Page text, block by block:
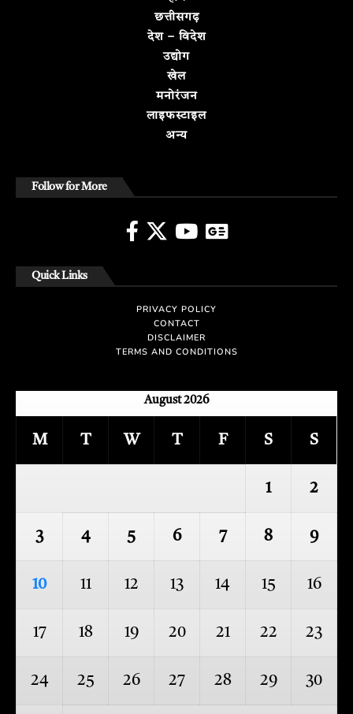
छत्तीसगढ़
देश – विदेश
उद्योग
खेल
मनोरंजन
लाइफस्टाइल
अन्य
Follow for More
Quick Links
PRIVACY POLICY
CONTACT
DISCLAIMER
TERMS AND CONDITIONS
August 2026
M T W T F S S
1 2
3 4 5 6 7 8 9
10 11 12 13 14 15 16
17 18 19 20 21 22 23
24 25 26 27 28 29 30